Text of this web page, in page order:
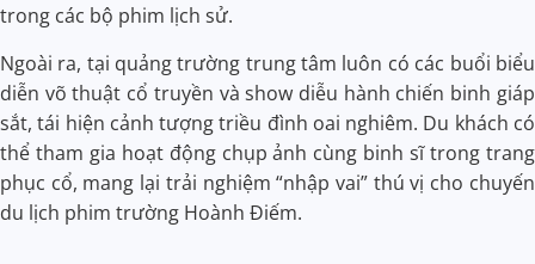
trong các bộ phim lịch sử.
Ngoài ra, tại quảng trường trung tâm luôn có các buổi biểu
diễn võ thuật cổ truyền và show diễu hành chiến binh giáp
sắt, tái hiện cảnh tượng triều đình oai nghiêm. Du khách có
thể tham gia hoạt động chụp ảnh cùng binh sĩ trong trang
phục cổ, mang lại trải nghiệm “nhập vai” thú vị cho chuyến
du lịch phim trường Hoành Điếm.